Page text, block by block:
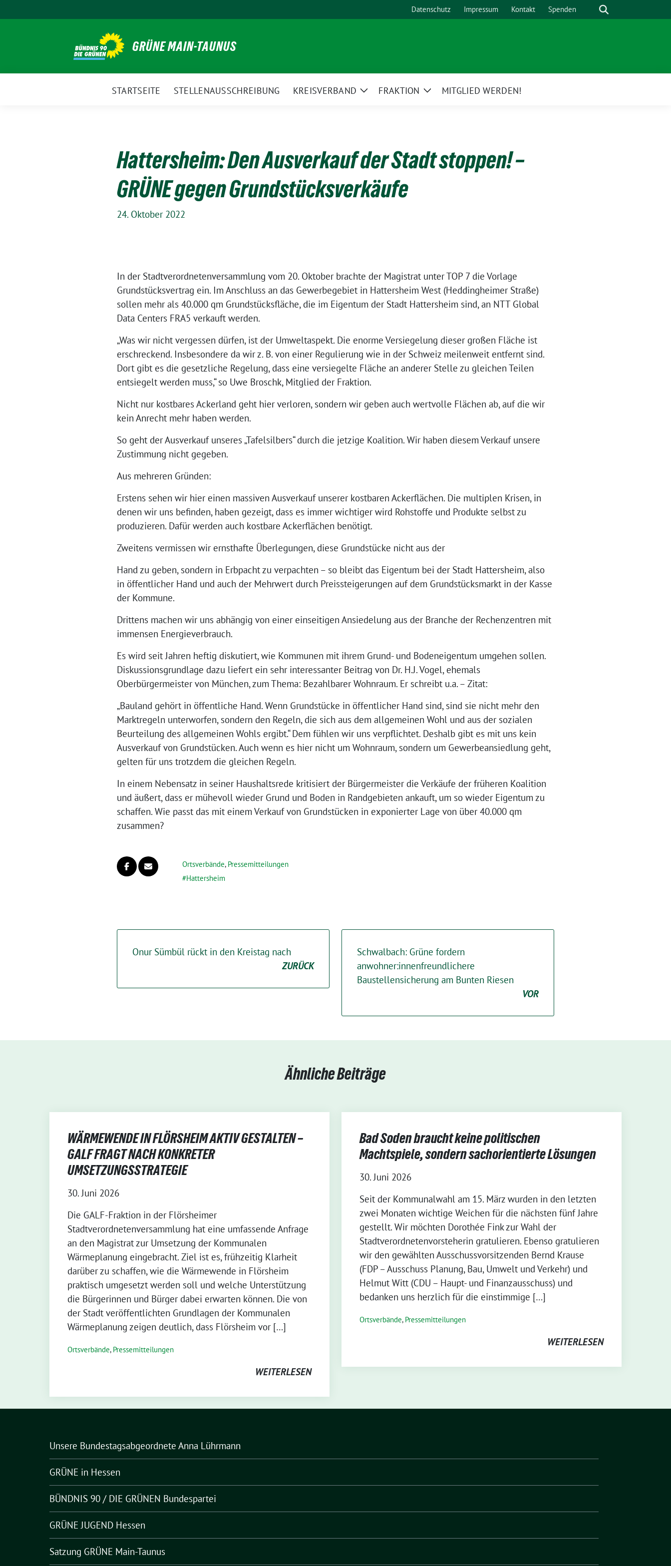
zum
Datenschutz Impressum Kontakt Spenden Suche
GRÜNE MAIN-TAUNUS
STARTSEITE STELLENAUSSCHREIBUNG KREISVERBAND
ZeigeFRAKTION
ZeigeMITGLIED WERDEN!
Hattersheim: Den Ausverkauf der Stadt stoppen! –
GRÜNE gegen Grundstücksverkäufe
24. Oktober 2022
In der Stadtverordnetenversammlung vom 20. Oktober brachte der Magistrat unter TOP 7 die Vorlage
Grundstücksvertrag ein. Im Anschluss an das Gewerbegebiet in Hattersheim West (Heddingheimer Straße)
sollen mehr als 40.000 qm Grundstücksfläche, die im Eigentum der Stadt Hattersheim sind, an NTT Global
Data Centers FRA5 verkauft werden.
„Was wir nicht vergessen dürfen, ist der Umweltaspekt. Die enorme Versiegelung dieser großen Fläche ist
erschreckend. Insbesondere da wir z. B. von einer Regulierung wie in der Schweiz meilenweit entfernt sind.
Dort gibt es die gesetzliche Regelung, dass eine versiegelte Fläche an anderer Stelle zu gleichen Teilen
entsiegelt werden muss,“ so Uwe Broschk, Mitglied der Fraktion.
Nicht nur kostbares Ackerland geht hier verloren, sondern wir geben auch wertvolle Flächen ab, auf die wir
kein Anrecht mehr haben werden.
So geht der Ausverkauf unseres „Tafelsilbers“ durch die jetzige Koalition. Wir haben diesem Verkauf unsere
Zustimmung nicht gegeben.
Aus mehreren Gründen:
Erstens sehen wir hier einen massiven Ausverkauf unserer kostbaren Ackerflächen. Die multiplen Krisen, in
denen wir uns befinden, haben gezeigt, dass es immer wichtiger wird Rohstoffe und Produkte selbst zu
produzieren. Dafür werden auch kostbare Ackerflächen benötigt.
Zweitens vermissen wir ernsthafte Überlegungen, diese Grundstücke nicht aus der
Hand zu geben, sondern in Erbpacht zu verpachten – so bleibt das Eigentum bei der Stadt Hattersheim, also
in öffentlicher Hand und auch der Mehrwert durch Preissteigerungen auf dem Grundstücksmarkt in der Kasse
der Kommune.
Drittens machen wir uns abhängig von einer einseitigen Ansiedelung aus der Branche der Rechenzentren mit
immensen Energieverbrauch.
Es wird seit Jahren heftig diskutiert, wie Kommunen mit ihrem Grund- und Bodeneigentum umgehen sollen.
Diskussionsgrundlage dazu liefert ein sehr interessanter Beitrag von Dr. H.J. Vogel, ehemals
Oberbürgermeister von München, zum Thema: Bezahlbarer Wohnraum. Er schreibt u.a. – Zitat:
„Bauland gehört in öffentliche Hand. Wenn Grundstücke in öffentlicher Hand sind, sind sie nicht mehr den
Marktregeln unterworfen, sondern den Regeln, die sich aus dem allgemeinen Wohl und aus der sozialen
Beurteilung des allgemeinen Wohls ergibt.“ Dem fühlen wir uns verpflichtet. Deshalb gibt es mit uns kein
Ausverkauf von Grundstücken. Auch wenn es hier nicht um Wohnraum, sondern um Gewerbeansiedlung geht,
gelten für uns trotzdem die gleichen Regeln.
In einem Nebensatz in seiner Haushaltsrede kritisiert der Bürgermeister die Verkäufe der früheren Koalition
und äußert, dass er mühevoll wieder Grund und Boden in Randgebieten ankauft, um so wieder Eigentum zu
schaffen. Wie passt das mit einem Verkauf von Grundstücken in exponierter Lage von über 40.000 qm
zusammen?
Ortsverbände, Pressemitteilungen
Hattersheim
Onur Sümbül rückt in den Kreistag nach
ZURÜCK
Schwalbach: Grüne fordern
anwohner:innenfreundlichere
Baustellensicherung am Bunten Riesen
VOR
Ähnliche Beiträge
WÄRMEWENDE IN FLÖRSHEIM AKTIV GESTALTEN –
GALF FRAGT NACH KONKRETER
UMSETZUNGSSTRATEGIE
30. Juni 2026
Die GALF-Fraktion in der Flörsheimer
Stadtverordnetenversammlung hat eine umfassende Anfrage
an den Magistrat zur Umsetzung der Kommunalen
Wärmeplanung eingebracht. Ziel ist es, frühzeitig Klarheit
darüber zu schaffen, wie die Wärmewende in Flörsheim
praktisch umgesetzt werden soll und welche Unterstützung
die Bürgerinnen und Bürger dabei erwarten können. Die von
der Stadt veröffentlichten Grundlagen der Kommunalen
Wärmeplanung zeigen deutlich, dass Flörsheim vor […]
Ortsverbände, Pressemitteilungen
WEITERLESEN
Bad Soden braucht keine politischen
Machtspiele, sondern sachorientierte Lösungen
30. Juni 2026
Seit der Kommunalwahl am 15. März wurden in den letzten
zwei Monaten wichtige Weichen für die nächsten fünf Jahre
gestellt. Wir möchten Dorothée Fink zur Wahl der
Stadtverordnetenvorsteherin gratulieren. Ebenso gratulieren
wir den gewählten Ausschussvorsitzenden Bernd Krause
(FDP – Ausschuss Planung, Bau, Umwelt und Verkehr) und
Helmut Witt (CDU – Haupt- und Finanzausschuss) und
bedanken uns herzlich für die einstimmige […]
Ortsverbände, Pressemitteilungen
WEITERLESEN
Unsere Bundestagsabgeordnete Anna Lührmann
GRÜNE in Hessen
BÜNDNIS 90 / DIE GRÜNEN Bundespartei
GRÜNE JUGEND Hessen
Satzung GRÜNE Main-Taunus